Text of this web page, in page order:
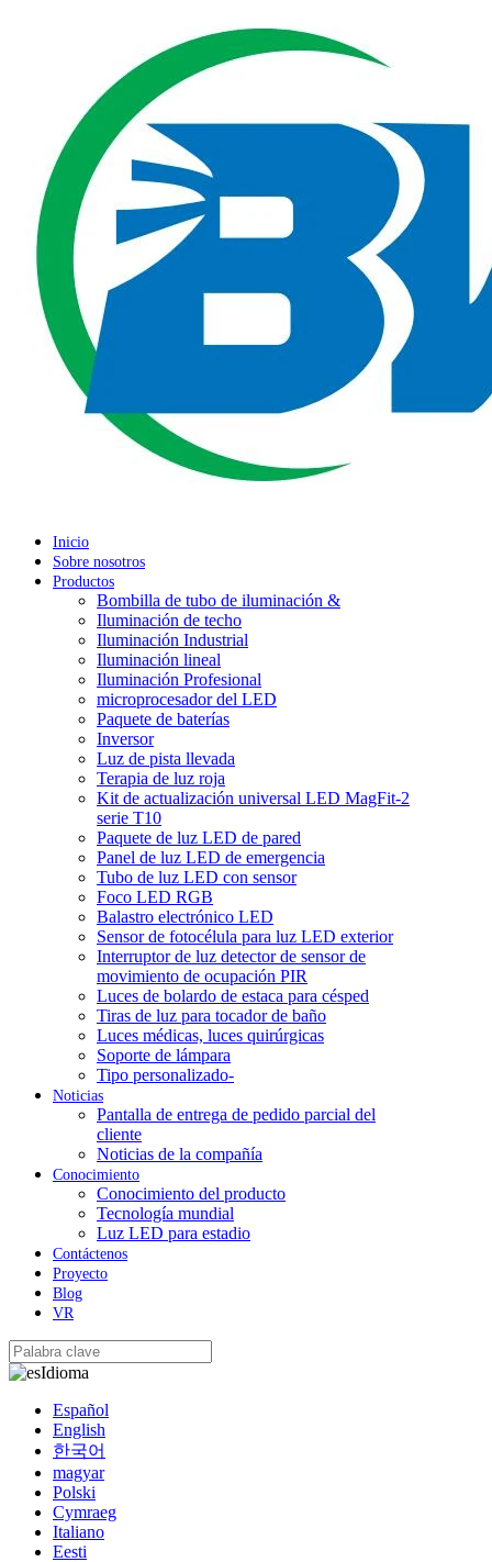
Inicio
Sobre nosotros
Productos
Bombilla de tubo de iluminación &
Iluminación de techo
Iluminación Industrial
Iluminación lineal
Iluminación Profesional
microprocesador del LED
Paquete de baterías
Inversor
Luz de pista llevada
Terapia de luz roja
Kit de actualización universal LED MagFit-2
serie T10
Paquete de luz LED de pared
Panel de luz LED de emergencia
Tubo de luz LED con sensor
Foco LED RGB
Balastro electrónico LED
Sensor de fotocélula para luz LED exterior
Interruptor de luz detector de sensor de
movimiento de ocupación PIR
Luces de bolardo de estaca para césped
Tiras de luz para tocador de baño
Luces médicas, luces quirúrgicas
Soporte de lámpara
Tipo personalizado-
Noticias
Pantalla de entrega de pedido parcial del
cliente
Noticias de la compañía
Conocimiento
Conocimiento del producto
Tecnología mundial
Luz LED para estadio
Contáctenos
Proyecto
Blog
VR
Idioma
Español
English
한국어
magyar
Polski
Cymraeg
Italiano
Eesti